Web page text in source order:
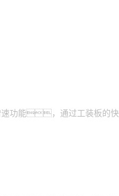
速功能，通过工装板的